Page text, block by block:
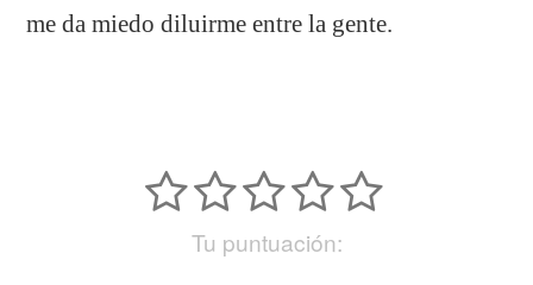
me da miedo diluirme entre la gente.
Tu puntuación: